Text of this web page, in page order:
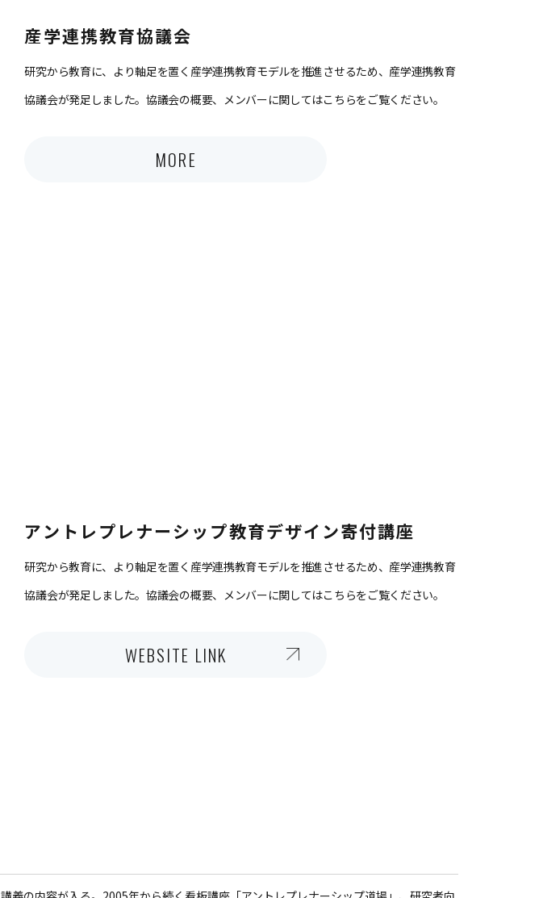
産学連携教育協議会
研究から教育に、より軸足を置く産学連携教育モデルを推進させるため、産学連携教育
協議会が発足しました。協議会の概要、メンバーに関してはこちらをご覧ください。
MORE
アントレプレナーシップ教育デザイン寄付講座
研究から教育に、より軸足を置く産学連携教育モデルを推進させるため、産学連携教育
協議会が発足しました。協議会の概要、メンバーに関してはこちらをご覧ください。
WEBSITE LINK